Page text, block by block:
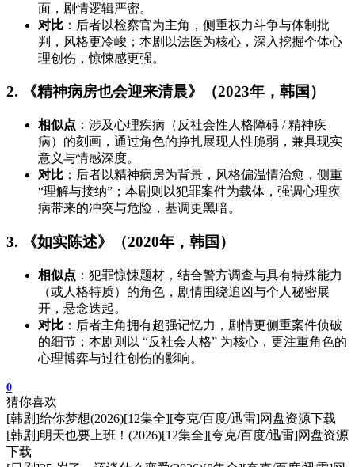
面，剧情逻辑严密。
对比 ：后者以检察官为主角，侧重权力斗争与体制批
判，风格更冷峻；本剧以法医为核心，深入挖掘个体心
理创伤，惊悚感更强。
2. 《精神病房也会迎来清晨》（2023年，韩国）
相似点 ：涉及心理疾病（反社会性人格障碍 / 精神疾
病）的刻画，通过角色的挣扎展现人性脆弱，兼具现实
意义与情感深度。
对比 ：后者以精神病房为背景，风格偏温情治愈，侧重
“理解与接纳”；本剧则以犯罪案件为载体，强调心理疾
病带来的冲突与危险，基调更黑暗。
3. 《如实陈述》（2020年，韩国）
相似点 ：犯罪惊悚题材，结合警方调查与具有特殊能力
（或人格特质）的角色，剧情围绕追凶与个人秘密展
开，悬念迭起。
对比 ：后者主角拥有超强记忆力，剧情更侧重案件侦破
的细节；本剧则以 “反社会人格” 为核心，更注重角色的
心理博弈与过往创伤的影响。
0
猜你喜欢
[韩剧]给你梦想(2026)[12集全][夸克/百度/迅雷]网盘资源下载
[韩剧]明天也要上班！(2026)[12集全][夸克/百度/迅雷]网盘资源
下载